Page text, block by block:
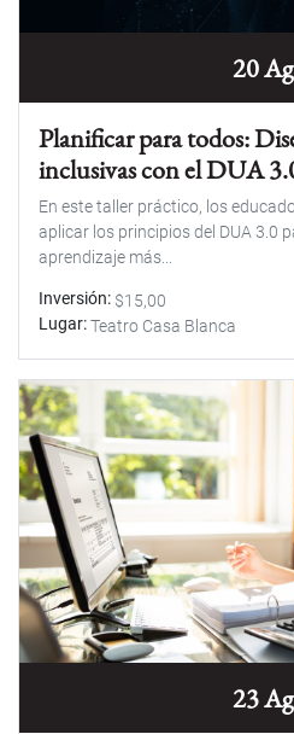
20
Planificar para todos:
inclusivas con el DUA
En este taller práctico, los
aplicar los principios del DUA 3.0
aprendizaje más...
Inversión $15,00
Lugar Teatro Casa Blanca
23